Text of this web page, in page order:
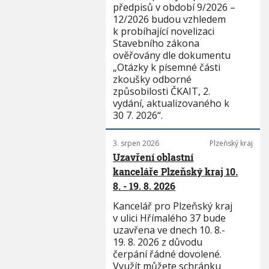
předpisů v období 9/2026 –
12/2026 budou vzhledem
k probíhající novelizaci
Stavebního zákona
ověřovány dle dokumentu
„Otázky k písemné části
zkoušky odborné
způsobilosti ČKAIT, 2.
vydání, aktualizovaného k
30 7. 2026“.
3. srpen 2026 Plzeňský kraj
Uzavření oblastní
kanceláře Plzeňský kraj 10.
8. - 19. 8. 2026
Kancelář pro Plzeňský kraj
v ulici Hřímalého 37 bude
uzavřena ve dnech 10. 8.-
19. 8. 2026 z důvodu
čerpání řádné dovolené.
Využít můžete schránku